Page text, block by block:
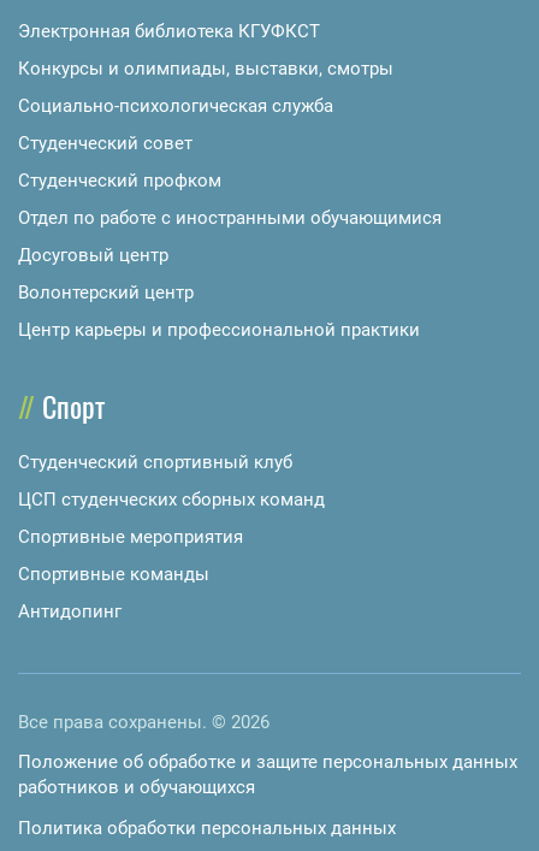
Электронная библиотека КГУФКСТ
Конкурсы и олимпиады, выставки, смотры
Социально-психологическая служба
Студенческий совет
Студенческий профком
Отдел по работе с иностранными обучающимися
Досуговый центр
Волонтерский центр
Центр карьеры и профессиональной практики
Спорт
Студенческий спортивный клуб
ЦСП студенческих сборных команд
Спортивные мероприятия
Спортивные команды
Антидопинг
Все права сохранены. © 2026
Положение об обработке и защите персональных данных
работников и обучающихся
Политика обработки персональных данных